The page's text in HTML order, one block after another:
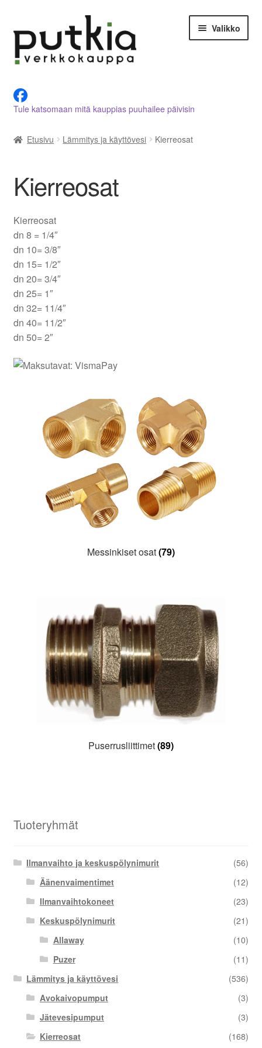
navigointiin
sisältöön
Valikko
Tietoja meistä
Asiakastilini
Ota yhteyttä
Aletuotteet
Evästekäytäntö (EU)
Tule katsomaan mitä kauppias puuhailee päivisin
Etusivu Lämmitys ja käyttövesi Kierreosat
Kierreosat
Kierreosat
dn 8 = 1/4″
dn 10= 3/8″
dn 15= 1/2″
dn 20= 3/4″
dn 25= 1″
dn 32= 11/4″
dn 40= 11/2″
dn 50= 2″
Messinkiset osat(79)
Puserrusliittimet(89)
Tuoteryhmät
Ilmanvaihto ja keskuspölynimurit
(56)
Äänenvaimentimet
(12)
Ilmanvaihtokoneet
(23)
Keskuspölynimurit
(21)
Allaway
(10)
Puzer
(11)
Lämmitys ja käyttövesi
(536)
Avokaivopumput
(3)
Jätevesipumput
(3)
Kierreosat
(168)